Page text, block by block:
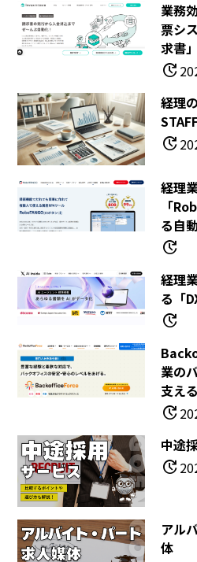
業務
票シ
求書
update
経理
update
経理
「
る自
update
経理
る「
update
業の
支え
update
中途
update
アル
体